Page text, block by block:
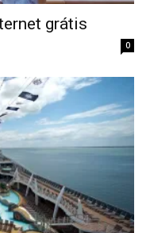
grátis
0